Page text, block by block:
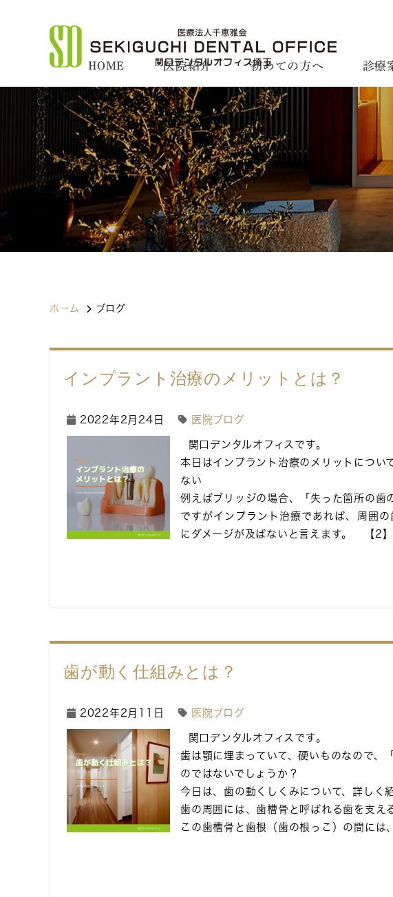
HOME 医院紹介 初めての方へ 診療
ホーム ブログ
インプラント治療のメリットとは？
2022年2月24日 医院ブログ
関口デンタルオフィスです。
本日はインプラント治療のメリットにつ
ない
例えばブリッジの場合、「失った箇所の歯
ですがインプラント治療であれば、周囲
にダメージが及ばないと言えます。 【2
歯が動く仕組みとは？
2022年2月11日 医院ブログ
関口デンタルオフィスです。
歯は顎に埋まっていて、硬いものなので、
のではないでしょうか？
今日は、歯の動くしくみについて、詳しく
歯の周囲には、歯槽骨と呼ばれる歯を支え
この歯槽骨と歯根（歯の根っこ）の間には